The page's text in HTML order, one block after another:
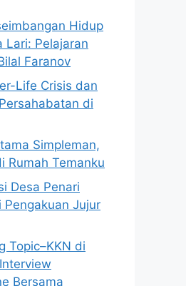
Hidup
Lari: Pelajaran
Faranov
Life Crisis dan
di
Simpleman,
Rumah Temanku
Desa Penari
Pengakuan Jujur
Topic–KKN di
Bersama